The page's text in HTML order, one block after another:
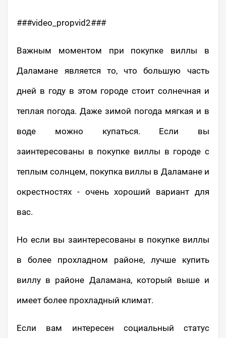
###video_propvid2###
Важным моментом при покупке виллы в
Даламане является то, что большую часть
дней в году в этом городе стоит солнечная и
теплая погода. Даже зимой погода мягкая и в
воде можно купаться. Если вы
заинтересованы в покупке виллы в городе с
теплым солнцем, покупка виллы в Даламане и
окрестностях - очень хороший вариант для
вас.
Но если вы заинтересованы в покупке виллы
в более прохладном районе, лучше купить
виллу в районе Даламана, который выше и
имеет более прохладный климат.
Если вам интересен социальный статус